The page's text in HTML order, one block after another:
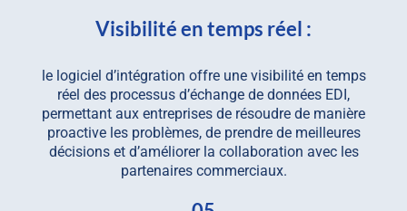
Visibilité en temps réel :
le logiciel d’intégration offre une visibilité en temps
réel des processus d’échange de données EDI,
permettant aux entreprises de résoudre de manière
proactive les problèmes, de prendre de meilleures
décisions et d’améliorer la collaboration avec les
partenaires commerciaux.